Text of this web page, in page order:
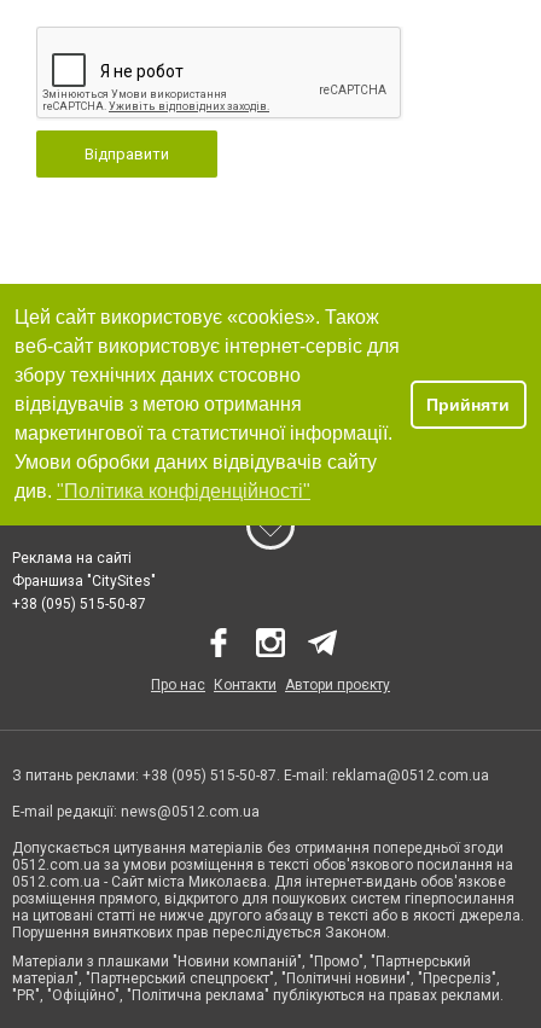
Відправити
Цей сайт використовує «cookies». Також
веб-сайт використовує інтернет-сервіс для
збору технічних даних стосовно
відвідувачів з метою отримання
маркетингової та статистичної інформації.
Умови обробки даних відвідувачів сайту
див. "Політика конфіденційності"
Прийняти
Реклама на сайті
Франшиза "CitySites"
+38 (095) 515-50-87
Про нас Контакти Автори проєкту
З питань реклами: +38 (095) 515-50-87. E-mail: reklama@0512.com.ua
E-mail редакції: news@0512.com.ua
Допускається цитування матеріалів без отримання попередньої згоди
0512.com.ua за умови розміщення в тексті обов'язкового посилання на
0512.com.ua - Сайт міста Миколаєва. Для інтернет-видань обов'язкове
розміщення прямого, відкритого для пошукових систем гіперпосилання
на цитовані статті не нижче другого абзацу в тексті або в якості джерела.
Порушення виняткових прав переслідується Законом.
Матеріали з плашками "Новини компаній", "Промо", "Партнерський
матеріал", "Партнерський спецпроєкт", "Політичні новини", "Пресреліз",
"PR", "Офіційно", "Політична реклама" публікуються на правах реклами.